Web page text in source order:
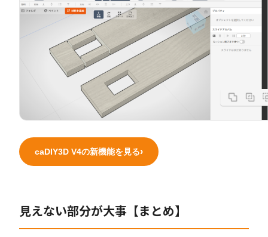
caDIY3D V4の新機能を見る
見えない部分が大事【まとめ】